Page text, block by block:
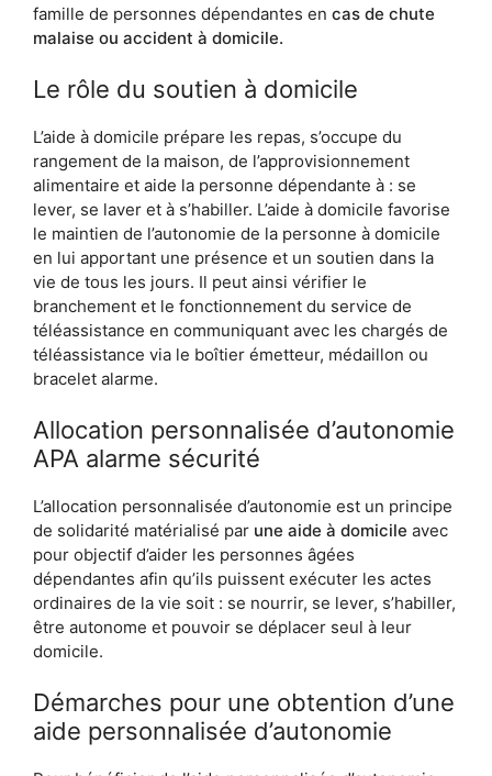
famille de personnes dépendantes en cas de chute
malaise ou accident à domicile.
Le rôle du soutien à domicile
L’aide à domicile prépare les repas, s’occupe du
rangement de la maison, de l’approvisionnement
alimentaire et aide la personne dépendante à : se
lever, se laver et à s’habiller. L’aide à domicile favorise
le maintien de l’autonomie de la personne à domicile
en lui apportant une présence et un soutien dans la
vie de tous les jours. Il peut ainsi vérifier le
branchement et le fonctionnement du service de
téléassistance en communiquant avec les chargés de
téléassistance via le boîtier émetteur, médaillon ou
bracelet alarme.
Allocation personnalisée d’autonomie
APA alarme sécurité
L’allocation personnalisée d’autonomie est un principe
de solidarité matérialisé par une aide à domicile avec
pour objectif d’aider les personnes âgées
dépendantes afin qu’ils puissent exécuter les actes
ordinaires de la vie soit : se nourrir, se lever, s’habiller,
être autonome et pouvoir se déplacer seul à leur
domicile.
Démarches pour une obtention d’une
aide personnalisée d’autonomie